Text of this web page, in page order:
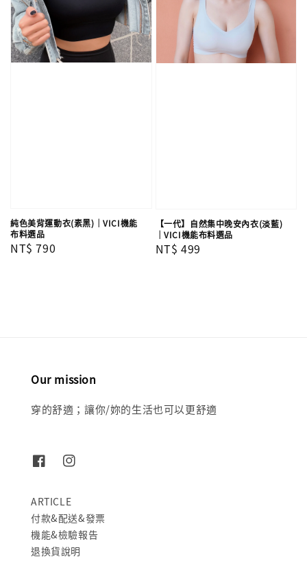
純色美背運動衣(素黑)｜VICI機能
布料選品
Regular
NT$ 790
【一代】自然集中晚安內衣(淡藍)
｜VICI機能布料選品
Regular
NT$ 499
Our mission
穿的舒適；讓你/妳的生活也可以更舒適
ARTICLE
付款&配送&發票
機能&檢驗報告
退換貨說明